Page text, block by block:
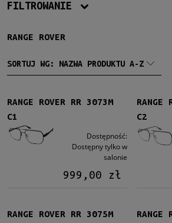
FILTROWANIE
Producent
Range Rover (4)
Męskie(4)
Kształt
Okrągłe/Owalne(1)
RANGE ROVER
SORTUJ WG: NAZWA PRODUKTU A-Z
RANGE ROVER RR 3073M
C1
Dostępność:
Dostępny tylko w
salonie
999,00 zł
RANGE
C2
RANGE ROVER RR 3075M
RANGE